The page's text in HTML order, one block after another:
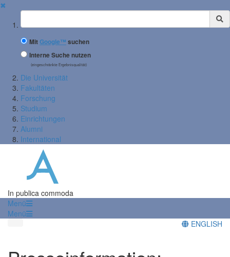
✖
Suchbegriff
MitGoogle™ suchen
Interne Suche nutzen
(eingeschränkte Ergebnisqualität)
Die Universität
Fakultäten
Forschung
Studium
Einrichtungen
Alumni
International
In publica commoda
Menü
Menü
ENGLISH